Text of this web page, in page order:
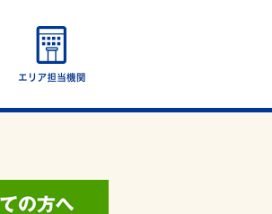
UIターン就活ノウハウ